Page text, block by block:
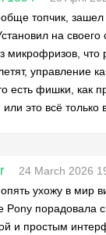
топчик,
на
микрофризов, что
управление
есть фишки, как
или это всё только
24 March 2026
ухожу в мир
Pony порадовала
и простым